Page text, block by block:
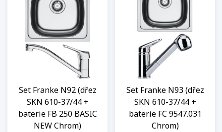
Set Franke N92 (dřez
SKN 610-37/44 +
baterie FB 250 BASIC
NEW Chrom)
Set Franke N93 (dřez
SKN 610-37/44 +
baterie FC 9547.031
Chrom)